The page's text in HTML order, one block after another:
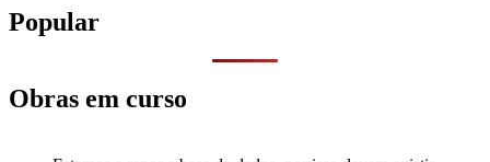
Popular
Obras em curso